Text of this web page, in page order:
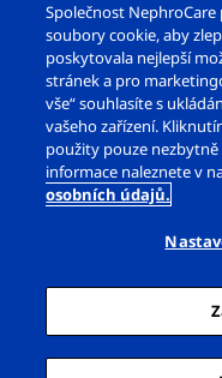
Copyright ©
2026. Všechna
Právní upozornění
Zásady ochrany
Prohlášení o
Nastavení
Společnost
soubory cookie, aby
poskytovala nejlepší
stránek a pro
vše“ souhlasíte s
vašeho zařízení.
použity pouze
informace naleznete v
osobních údajů.